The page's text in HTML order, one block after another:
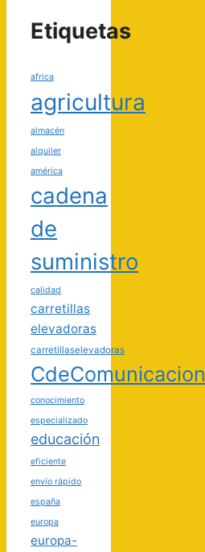
Etiquetas
africa
agricultura
almacén
alquiler
américa
cadena
de
suministro
calidad
carretillas
elevadoras
carretillaselevadoras
CdeComunicacion
conocimiento
especializado
educación
eficiente
envío rápido
españa
europa
europa-